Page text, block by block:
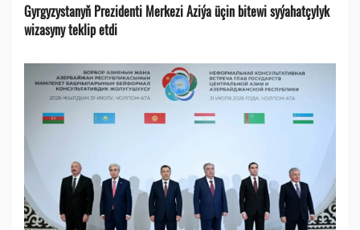
Gyrgyzystanyň Prezidenti Merkezi Aziýa üçin bitewi syýahatçylyk
wizasyny teklip etdi